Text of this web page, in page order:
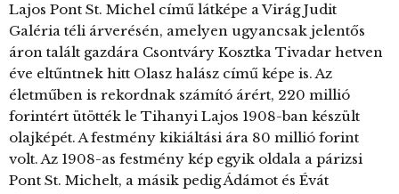
Lajos Pont St. Michel című látképe a Virág Judit
Galéria téli árverésén, amelyen ugyancsak jelentős
áron talált gazdára Csontváry Kosztka Tivadar hetven
éve eltűntnek hitt Olasz halász című képe is. Az
életműben is rekordnak számító árért, 220 millió
forintért ütötték le Tihanyi Lajos 1908-ban készült
olajképét. A festmény kikiáltási ára 80 millió forint
volt. Az 1908-as festmény kép egyik oldala a párizsi
Pont St. Michelt, a másik pedig Ádámot és Évát